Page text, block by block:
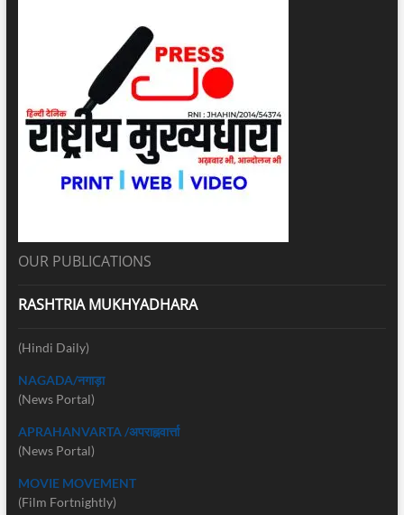
OUR PUBLICATIONS
RASHTRIA MUKHYADHARA
(Hindi Daily)
NAGADA/नगाड़ा
(News Portal)
APRAHANVARTA /अपराह्नवार्त्ता
(News Portal)
MOVIE MOVEMENT
(Film Fortnightly)